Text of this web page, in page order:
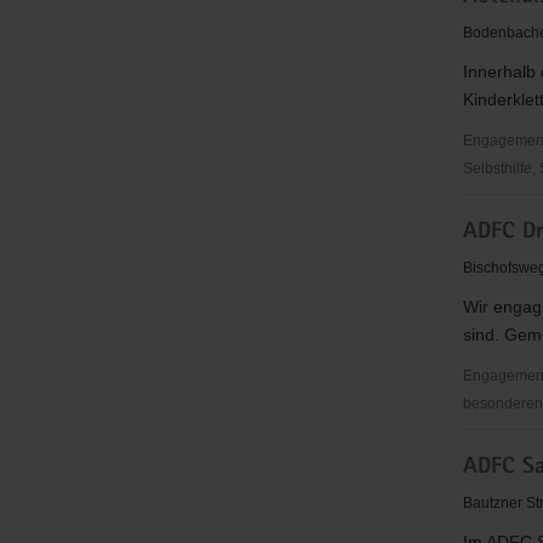
Club
e.
V.
Innerhalb
Selbsthilfe,
Klettern
im
Dresden
e.
V.
ADFC
Wir
sind.
Dresden
e.
ADFC
Bautzner